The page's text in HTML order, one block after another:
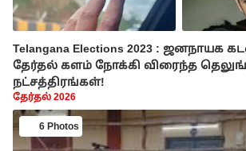
Telangana Elections 2023 : ஜனநாயக
தேர்தல் களம் நோக்கி விரைந்த
நட்சத்திரங்கள்!
தேர்தல் 2026
6 Photos